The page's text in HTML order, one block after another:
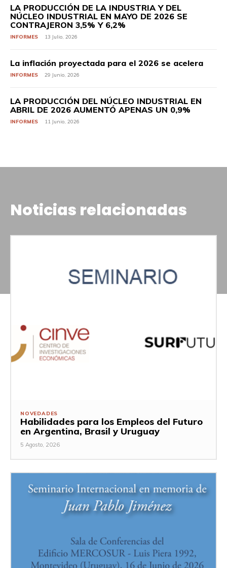
LA PRODUCCIÓN DE LA INDUSTRIA Y DEL
NÚCLEO INDUSTRIAL EN MAYO DE 2026 SE
CONTRAJERON 3,5% Y 6,2%
INFORMES 13 Julio, 2026
La inflación proyectada para el 2026 se acelera
INFORMES 29 Junio, 2026
LA PRODUCCIÓN DEL NÚCLEO INDUSTRIAL EN
ABRIL DE 2026 AUMENTÓ APENAS UN 0,9%
INFORMES 11 Junio, 2026
Noticias relacionadas
NOVEDADES
Habilidades para los Empleos del Futuro
en Argentina, Brasil y Uruguay
5 Agosto, 2026